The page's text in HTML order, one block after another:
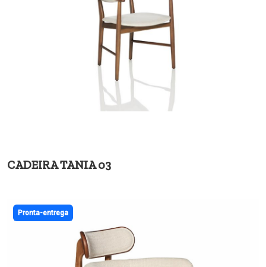
CADEIRA TANIA 03
Pronta-entrega